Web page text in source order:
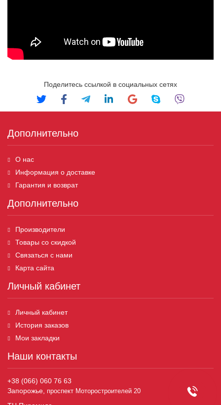
Поделитесь ссылкой в социальных сетях
Дополнительно
О нас
Информация о доставке
Гарантия и возврат
Дополнительно
Производители
Товары со скидкой
Связаться с нами
Карта сайта
Личный кабинет
Личный кабинет
История заказов
Мои закладки
Наши контакты
+38 (066) 060 76 63
Запорожье, проспект Моторостроителей 20